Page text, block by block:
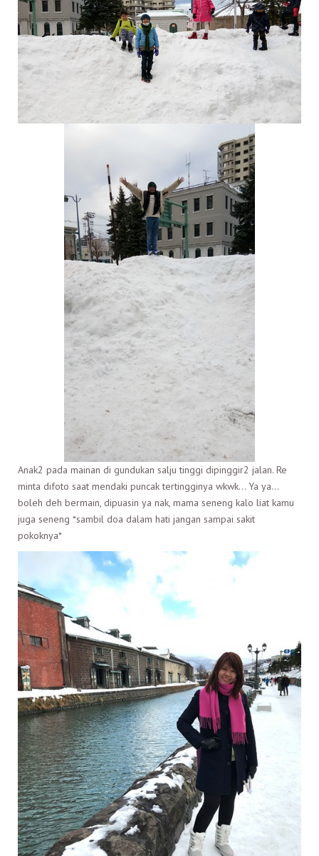
Anak2 pada mainan di gundukan salju tinggi dipinggir2 jalan. Re
minta difoto saat mendaki puncak tertingginya wkwk… Ya ya…
boleh deh bermain, dipuasin ya nak, mama seneng kalo liat kamu
juga seneng *sambil doa dalam hati jangan sampai sakit
pokoknya*